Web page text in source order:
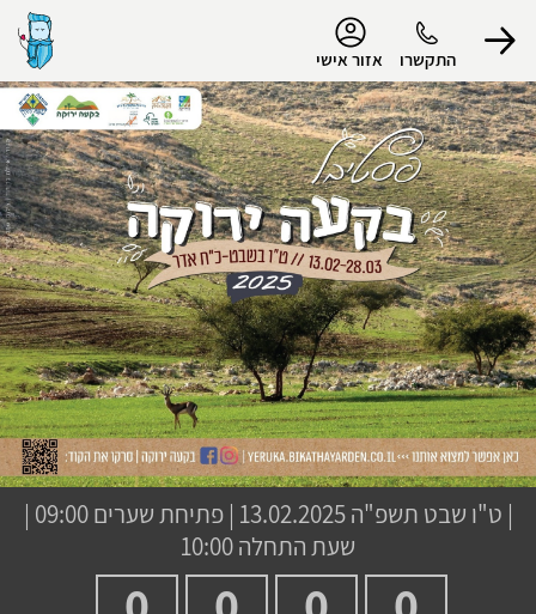
התקשרו אזור אישי
הפרופיל שלי
התנתק
| ט"ו שבט תשפ"ה
13.02.2025 | פתיחת שערים 09:00 |
שעת התחלה 10:00